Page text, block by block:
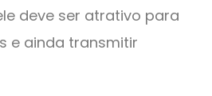
deve ser atrativo para
e ainda transmitir